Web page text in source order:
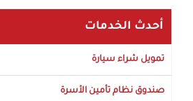
أحدث الخدمات
تمويل شراء سيارة
صندوق نظام تأمين الأسرة